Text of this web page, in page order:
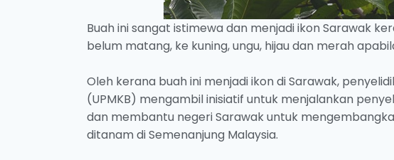
Buah ini sangat istimewa dan menjadi ikon Sarawak
belum matang, ke kuning, ungu, hijau dan merah
Oleh kerana buah ini menjadi ikon di Sarawak,
(UPMKB) mengambil inisiatif untuk menjalankan
dan membantu negeri Sarawak untuk
ditanam di Semenanjung Malaysia.